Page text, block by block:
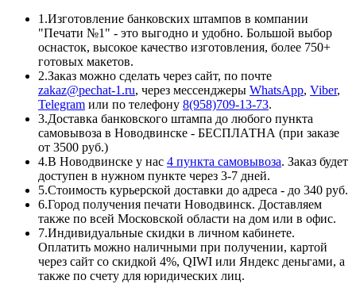
1.Изготовление банковских штампов в компании
"Печати №1" - это выгодно и удобно. Большой выбор
оснасток, высокое качество изготовления, более 750+
готовых макетов.
2.Заказ можно сделать через сайт, по почте
zakaz@pechat-1.ru, через мессенджеры WhatsApp, Viber,
Telegram или по телефону 8(958)709-13-73.
3.Доставка банковского штампа до любого пункта
самовывоза в Новодвинске - БЕСПЛАТНА (при заказе
от 3500 руб.)
4.В Новодвинске у нас 4 пункта самовывоза. Заказ будет
доступен в нужном пункте через 3-7 дней.
5.Стоимость курьерской доставки до адреса - до 340 руб.
6.Город получения печати Новодвинск. Доставляем
также по всей Московской области на дом или в офис.
7.Индивидуальные скидки в личном кабинете.
Оплатить можно наличными при получении, картой
через сайт со скидкой 4%, QIWI или Яндекс деньгами, а
также по счету для юридических лиц.